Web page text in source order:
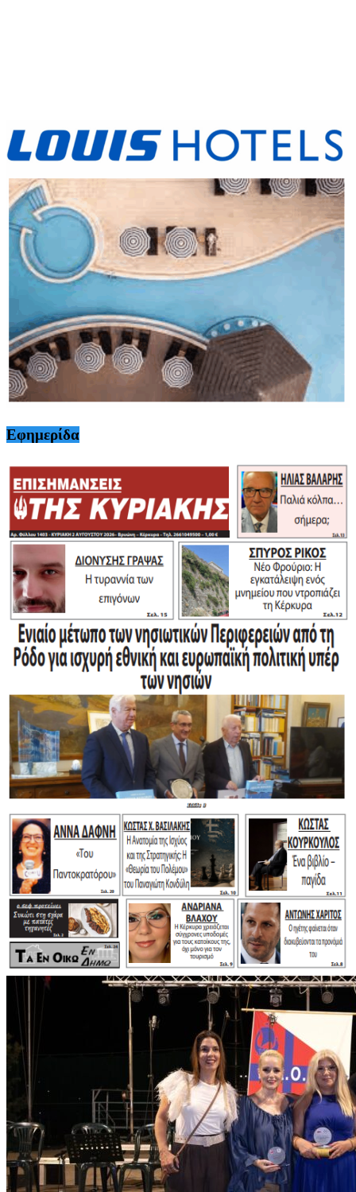
Εφημερίδα